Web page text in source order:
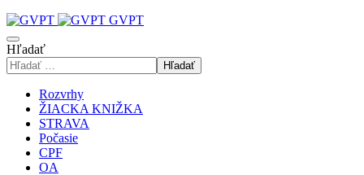
GVPT
Hľadať
Hľadať
Rozvrhy
ŽIACKA KNIŽKA
STRAVA
Počasie
CPF
OA